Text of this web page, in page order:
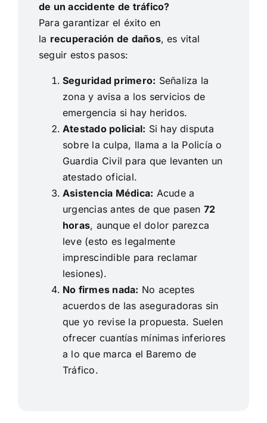
de un accidente de tráfico?
Para garantizar el éxito en
la recuperación de daños, es vital
seguir estos pasos:
Seguridad primero: Señaliza la
zona y avisa a los servicios de
emergencia si hay heridos.
Atestado policial: Si hay disputa
sobre la culpa, llama a la Policía o
Guardia Civil para que levanten un
atestado oficial.
Asistencia Médica: Acude a
urgencias antes de que pasen 72
horas, aunque el dolor parezca
leve (esto es legalmente
imprescindible para reclamar
lesiones).
No firmes nada: No aceptes
acuerdos de las aseguradoras sin
que yo revise la propuesta. Suelen
ofrecer cuantías mínimas inferiores
a lo que marca el Baremo de
Tráfico.